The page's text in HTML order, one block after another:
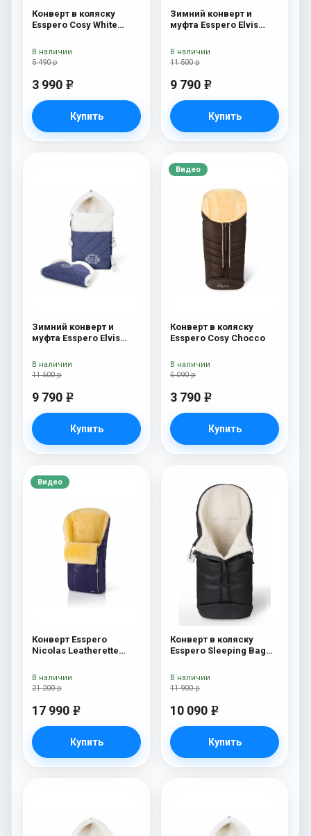
Конверт в коляску
Esspero Cosy White
5 490 р
3 990 e
Купить
В наличии
Зимний конверт и
муфта Esspero Elvis
Like
11 500 р
9 790 e
Купить
В наличии
Зимний конверт и
муфта Esspero Elvis
11 500 р
9 790 e
Купить
В наличии
Видео
Конверт в коляску
Esspero Cosy Chocco
5 090 р
3 790 e
Купить
В наличии
Видео
Конверт Esspero
Nicolas Leatherette
21 200 р
17 990 e
Купить
В наличии
Конверт в коляску
Esspero Sleeping Bag
100% шерсть) Black
11 900 р
10 090 e
Купить
В наличии